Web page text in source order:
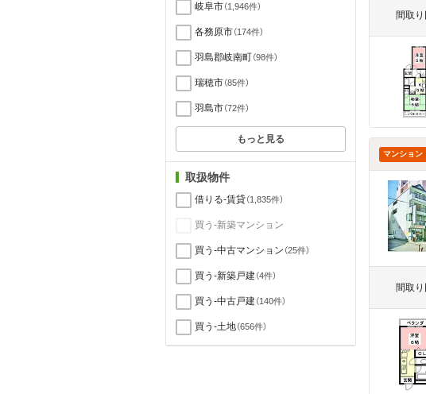
間取り
マンション
間取り
岐阜市（1,946件）
各務原市（174件）
羽島郡岐南町（98件）
瑞穂市（85件）
羽島市（72件）
もっと見る
取扱物件
借りる-賃貸（1,835件）
買う-新築マンション
買う-中古マンション （25件）
買う-新築戸建（4件）
買う-中古戸建（140件）
買う-土地（656件）